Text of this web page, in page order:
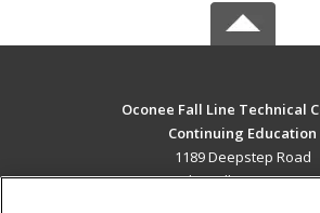
Oconee Fall Line Technical
Continuing Education
1189 Deepstep Road
Sandersville, GA 31082